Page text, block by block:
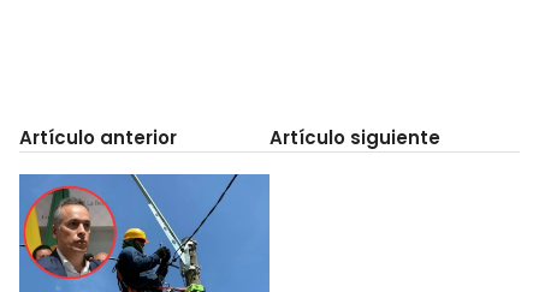
Artículo anterior Artículo siguiente